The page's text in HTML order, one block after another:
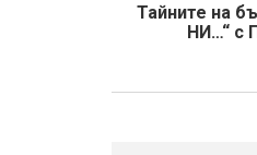
Тайните на
НИ…“ с